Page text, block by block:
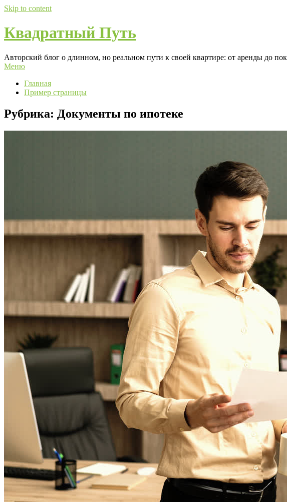
Skip to content
Квадратный Путь
Авторский блог о длинном, но реальном пути к своей квартире: от аренды до
Меню
Главная
Пример страницы
Рубрика: Документы по ипотеке